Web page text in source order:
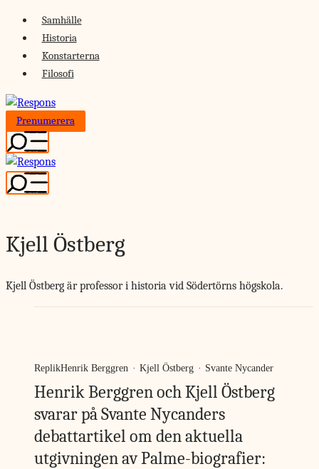
Skip
content
Samhälle
Historia
Konstarterna
Filosofi
Prenumerera
Kjell Östberg
Kjell Östberg är professor i historia vid Södertörns högskola.
ReplikHenrik Berggren · Kjell Östberg · Svante Nycander
Henrik Berggren och Kjell Östberg
svarar på Svante Nycanders
debattartikel om den aktuella
utgivningen av Palme-biografier: